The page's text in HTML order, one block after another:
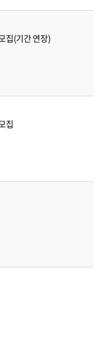
집(기간 연장)
집